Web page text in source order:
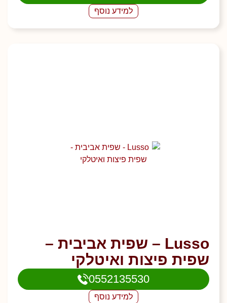
למידע נוסף
Lusso – שפית אביבית –
שפית פיצות ואיטלקי
0552135530
למידע נוסף